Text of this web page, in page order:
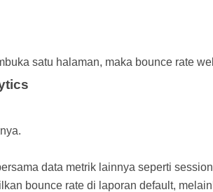
satu halaman, maka bounce rate
data metrik lainnya seperti
bounce rate di laporan default,